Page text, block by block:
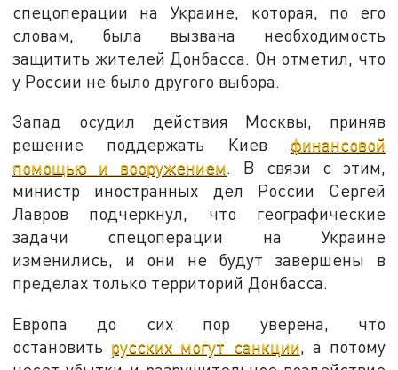
спецоперации на Украине, которая, по его
словам, была вызвана необходимость
защитить жителей Донбасса. Он отметил, что
у России не было другого выбора.
Запад осудил действия Москвы, приняв
решение поддержать Киев финансовой
помощью и вооружением. В связи с этим,
министр иностранных дел России Сергей
Лавров подчеркнул, что географические
задачи спецоперации на Украине
изменились, и они не будут завершены в
пределах только территорий Донбасса.
Европа до сих пор уверена, что
остановить русских могут санкции, а потому